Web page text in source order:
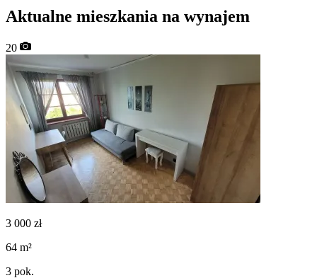
Aktualne mieszkania na wynajem
20
3 000 zł
64 m²
3 pok.